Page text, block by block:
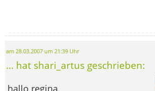
am 28.03.2007 um 21:39 Uhr
... hat shari_artus geschrieben:
hallo regina,